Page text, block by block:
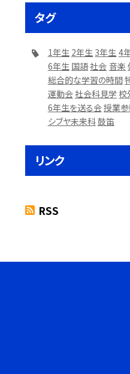
タグ
1年生 2年生 3年生 4
6年生 国語社会 音楽
総合的な学習の時間
運動会社会科見学 校
6年生を送る会授業
シブヤ未来科鼓笛
リンク
RSS